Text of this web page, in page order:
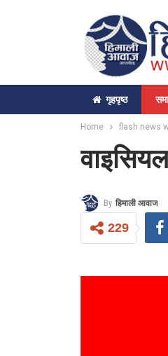
गृहपृष्‍ठ
Home flash news
By हिमाली आवाज
229